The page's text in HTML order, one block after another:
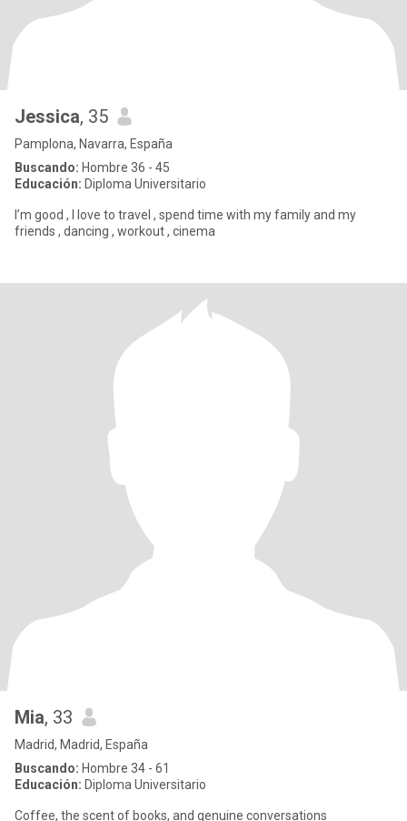
Jessica, 35
Pamplona, Navarra, España
Buscando: Hombre 36 - 45
Educación: Diploma Universitario
I’m good , I love to travel , spend time with my family and my
friends , dancing , workout , cinema
Mia, 33
Madrid, Madrid, España
Buscando: Hombre 34 - 61
Educación: Diploma Universitario
Coffee, the scent of books, and genuine conversations